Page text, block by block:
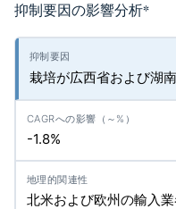
抑制要因の影響分析*
栽培が広西省および湖
-1.8%
北米および欧州の輸入